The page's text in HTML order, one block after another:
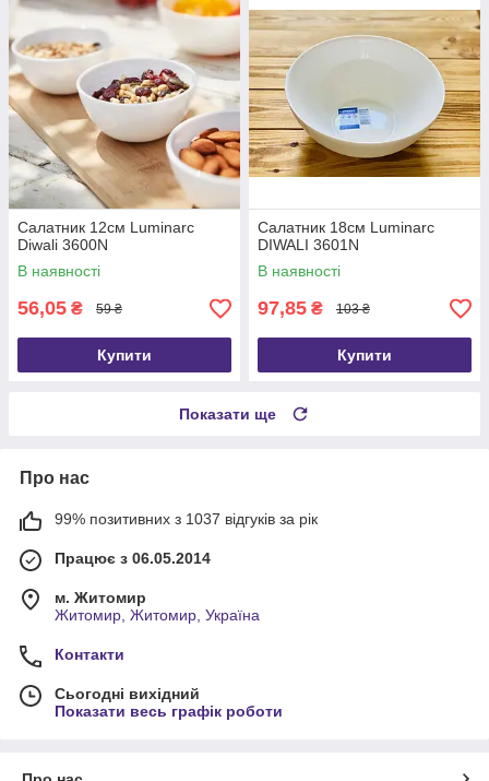
Салатник 12см Luminarc
Diwali 3600N
В наявності
56,05 ₴ 59 ₴
Купити
Салатник 18см Luminarc
DIWALI 3601N
В наявності
97,85 ₴ 103 ₴
Купити
Показати ще
Про нас
99% позитивних з 1037 відгуків за рік
Працює з 06.05.2014
м. Житомир
Житомир, Житомир, Україна
Контакти
Сьогодні вихідний
Показати весь графік роботи